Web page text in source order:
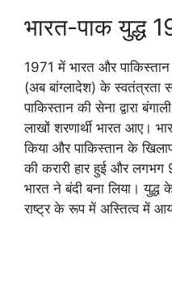
भारत-पाक युद्ध
1971 में भारत और पाकिस्तान
(अब बांग्लादेश) के स्वतंत्रता
पाकिस्तान की सेना द्वारा
लाखों शरणार्थी भारत आए।
किया और पाकिस्तान के
की करारी हार हुई और
भारत ने बंदी बना लिया।
राष्ट्र के रूप में अस्तित्व में